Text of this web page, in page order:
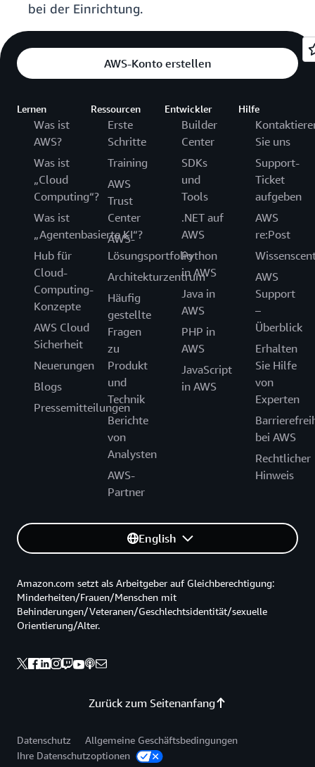
bei der Einrichtung.
AWS-Konto erstellen
Lernen
Was ist
AWS?
Was ist
„Cloud
Computing“?
Was ist
„Agentenbasierte KI“?
Hub für
Cloud-
Computing-
Konzepte
AWS Cloud
Sicherheit
Neuerungen
Blogs
Pressemitteilungen
Ressourcen
Erste
Schritte
Training
AWS
Trust
Center
AWS-
Lösungsportfolio
Architekturzentrum
Häufig
gestellte
Fragen
zu
Produkt
und
Technik
Berichte
von
Analysten
AWS-
Partner
Entwickler
Builder
Center
SDKs
und
Tools
.NET auf
AWS
Python
in AWS
Java in
AWS
PHP in
AWS
JavaScript
in AWS
Hilfe
Sie uns
Support-
Ticket
aufgeben
AWS
re:Post
AWS
Support
–
Überblick
Erhalten
Sie Hilfe
von
Experten
bei AWS
Rechtlicher
Hinweis
English
Zurück zum Seitenanfang
Amazon.com setzt als Arbeitgeber auf Gleichberechtigung:
Minderheiten/Frauen/Menschen mit
Behinderungen/Veteranen/Geschlechtsidentität/sexuelle
Orientierung/Alter.
Datenschutz
Allgemeine Geschäftsbedingungen
Ihre Datenschutzoptionen